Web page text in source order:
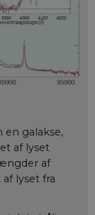
en galakse,
af lyset
af
lyset fra